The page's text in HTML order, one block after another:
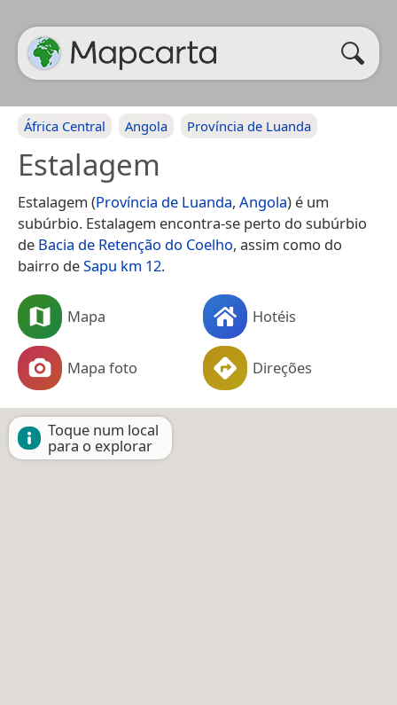
África Central Angola Província de Luanda
Estalagem
Estalagem (Província de Luanda, Angola) é um
subúrbio. Estalagem encontra-se perto do subúrbio
de Bacia de Retenção do Coelho, assim como do
bairro deSapu km 12.
Mapa Hotéis
Mapa foto Direções
Toque num local
para o explorar